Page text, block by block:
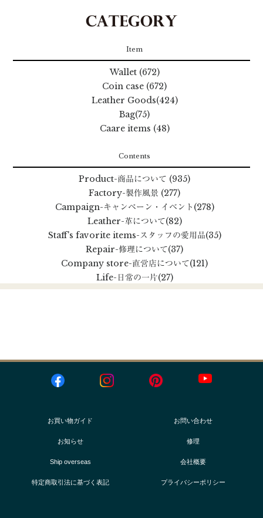
Item
Wallet (672)
Coin case (672)
Leather Goods(424)
Bag(75)
Caare items (48)
Contents
Product-商品について (935)
Factory-製作風景 (277)
Campaign-キャンペーン・イベント (278)
Leather-革について(82)
Staff's favorite items-スタッフの愛用品(35)
Repair-修理について(37)
Company store-直営店について(121)
Life-日常の一片(27)
お買い物ガイド お問い合わせ
お知らせ 修理
Ship overseas 会社概要
特定商取引法に基づく表記 プライバシーポリシー